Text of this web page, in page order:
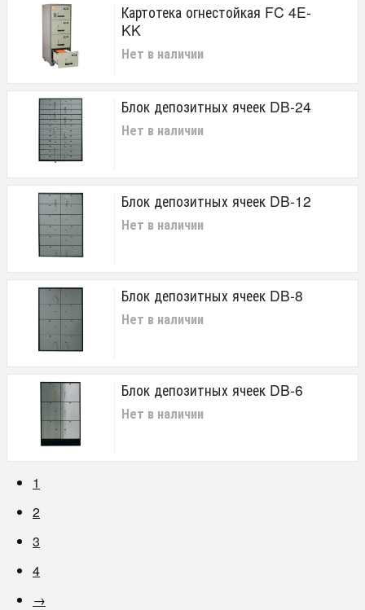
Картотека огнестойкая FC 4E-
KK
Нет в наличии
Блок депозитных ячеек DB-24
Нет в наличии
Блок депозитных ячеек DB-12
Нет в наличии
Блок депозитных ячеек DB-8
Нет в наличии
Блок депозитных ячеек DB-6
Нет в наличии
1
2
3
4
→